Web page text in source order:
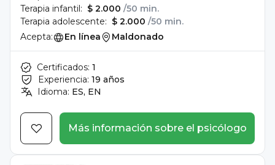
Terapia infantil: $ 2.000 /50 min.
Terapia adolescente: $ 2.000 /50 min.
Acepta:
En línea Maldonado
Certificados: 1
Experiencia: 19 años
Idioma: ES, EN
Más información sobre el psicólogo